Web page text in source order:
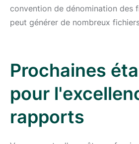
convention de dénomination des
peut générer de nombreux
Prochaines
pour
rapports